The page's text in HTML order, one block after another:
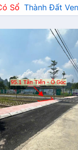
Sổ Thành Đất